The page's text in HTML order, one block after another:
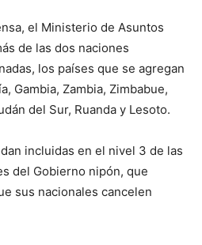
el Ministerio de Asuntos
de las dos naciones
los países que se agregan
Gambia, Zambia, Zimbabue,
del Sur, Ruanda y Lesoto.
incluidas en el nivel 3 de las
del Gobierno nipón, que
sus nacionales cancelen